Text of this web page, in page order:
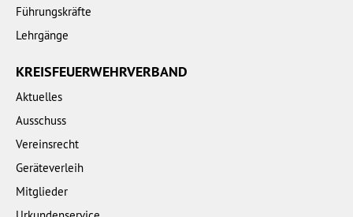
Führungskräfte
Lehrgänge
KREISFEUERWEHRVERBAND
Aktuelles
Ausschuss
Vereinsrecht
Geräteverleih
Mitglieder